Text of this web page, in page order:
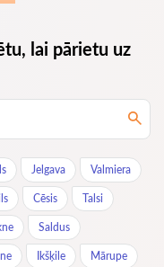
lai pārietu uz
Jelgava Valmiera
Cēsis Talsi
Saldus
Ikšķile Mārupe